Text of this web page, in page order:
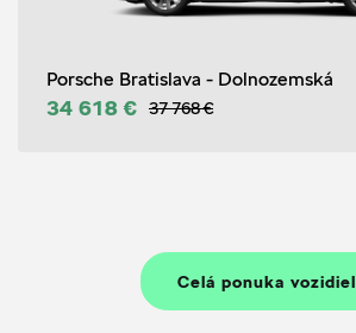
Porsche Bratislava - Dolnozemská
34 618 € 37 768 €
Celá ponuka vozidiel